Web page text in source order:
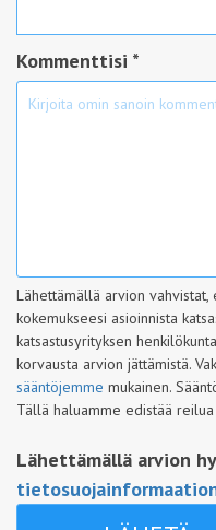
Kommenttisi *
Lähettämällä arvion
kokemukseesi asioinnista
katsastusyrityksen
korvausta arvion jättämistä.
sääntöjemme mukainen.
Tällä haluamme edistää
Lähettämällä arvion